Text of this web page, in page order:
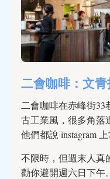
二會咖啡：文
二會咖啡在赤峰街
古工業風，很多角落
他們都說 instagram 上
不限時，但週末人真
勸你避開週六日下午